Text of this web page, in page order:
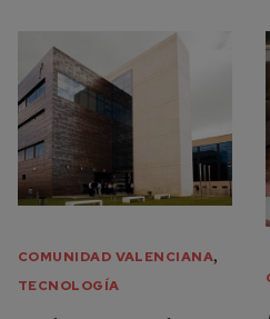
COMUNIDAD VALENCIANA,
TECNOLOGÍA